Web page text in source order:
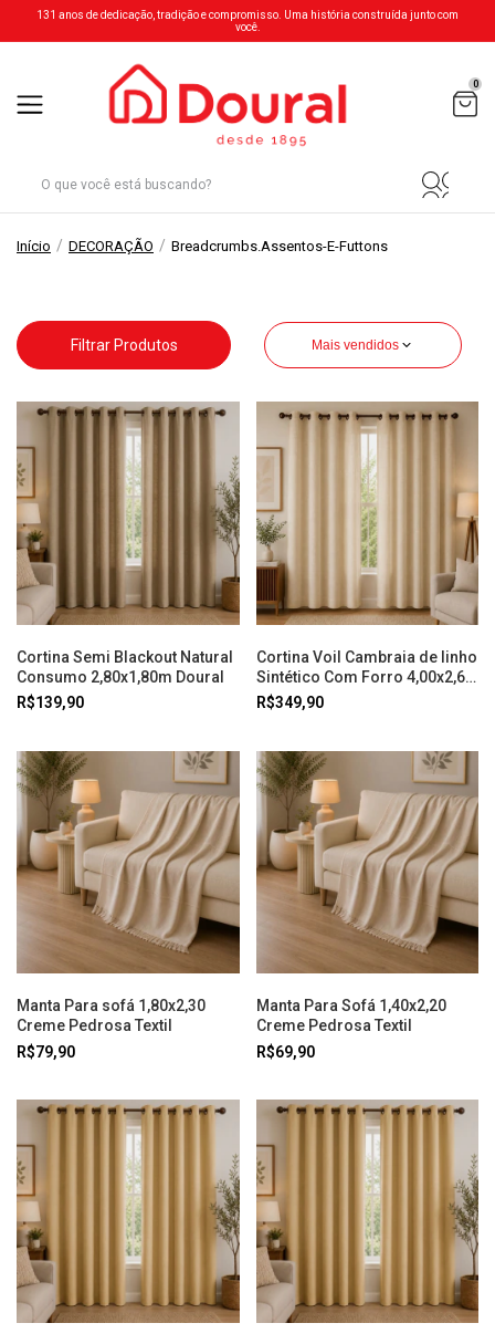
131 anos de dedicação, tradição e compromisso. Uma história construída junto com
você.
0
Início / DECORAÇÃO / Breadcrumbs.assentos-E-Futtons
Filtrar Produtos Mais vendidos
Cortina Semi Blackout Natural
Consumo 2,80x1,80m Doural
R$139,90
Cortina Voil Cambraia de linho
Sintético Com Forro 4,00x2,60
Bege Doural
R$349,90
Manta Para sofá 1,80x2,30
Creme Pedrosa Textil
R$79,90
Manta Para Sofá 1,40x2,20
Creme Pedrosa Textil
R$69,90